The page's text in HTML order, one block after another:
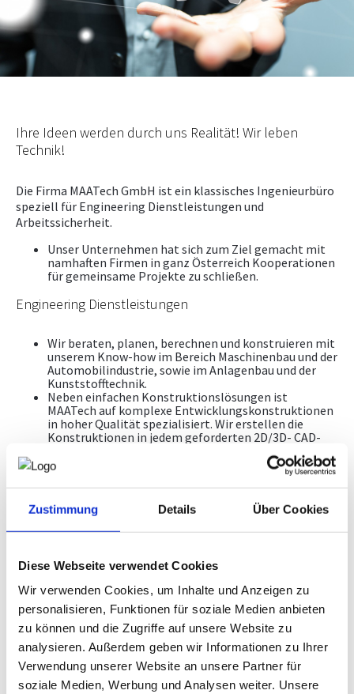
Zustimmung Details Über Cookies
Diese Webseite verwendet Cookies
Wir verwenden Cookies, um Inhalte und Anzeigen zu
personalisieren, Funktionen für soziale Medien anbieten
zu können und die Zugriffe auf unsere Website zu
analysieren. Außerdem geben wir Informationen zu Ihrer
Verwendung unserer Website an unsere Partner für
soziale Medien, Werbung und Analysen weiter. Unsere
NEWS
PRÜFING
Ihre Ideen werden durch uns Realität! Wir leben
Technik!
Die Firma MAATech GmbH ist ein klassisches Ingenieurbüro
speziell für Engineering Dienstleistungen und
Arbeitssicherheit.
Unser Unternehmen hat sich zum Ziel gemacht mit
namhaften Firmen in ganz Österreich Kooperationen
für gemeinsame Projekte zu schließen.
Engineering Dienstleistungen
Wir beraten, planen, berechnen und konstruieren mit
unserem Know-how im Bereich Maschinenbau und der
Automobilindustrie, sowie im Anlagenbau und der
Kunststofftechnik.
Neben einfachen Konstruktionslösungen ist
MAATech auf komplexe Entwicklungskonstruktionen
in hoher Qualität spezialisiert. Wir erstellen die
Konstruktionen in jedem geforderten 2D/3D- CAD-
Kennzeichnungen und Risikoanalysen.
Schulungen
Wir ermöglichen unseren Kunden und Mitarbeitern
unsere erfahrenen Trainer werden den Technikern die
neuesten und effektivsten CAD- Tools beigebracht.
Ausbildung in den gängigsten CAD Programmen,
Engineering- Schulungen zu Fachthemen anhand von
reellen Übungsprojekten, Schulungen in
Personalkompetenz und Verhandlungsmethoden,
Kommunikationsmethoden im Umgang mit Kunden
und Lieferanten.
Arbeitssicherheit